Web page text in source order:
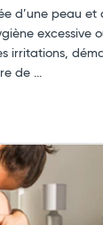
d’une peau et
excessive
irritations,
de ...